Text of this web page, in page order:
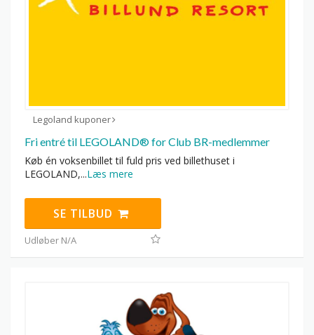
Legoland kuponer
Fri entré til LEGOLAND® for Club BR-medlemmer
Køb én voksenbillet til fuld pris ved billethuset i
LEGOLAND,...Læs mere
SE TILBUD
Udløber N/A